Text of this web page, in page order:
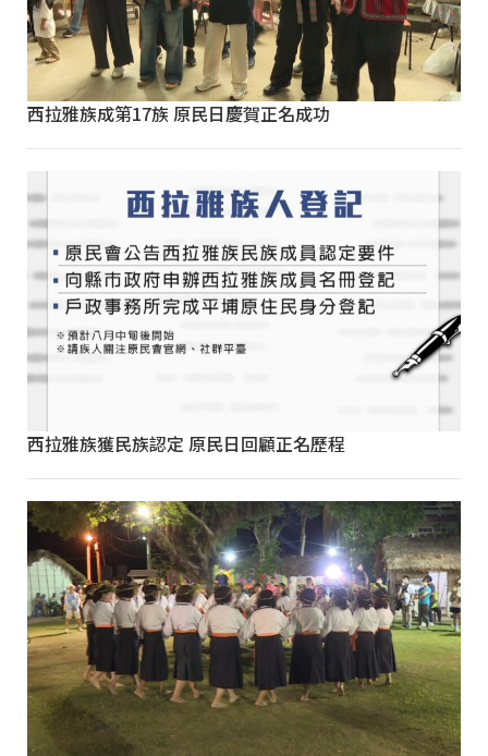
西拉雅族成第17族 原民日慶賀正名成功
西拉雅族獲民族認定 原民日回顧正名歷程